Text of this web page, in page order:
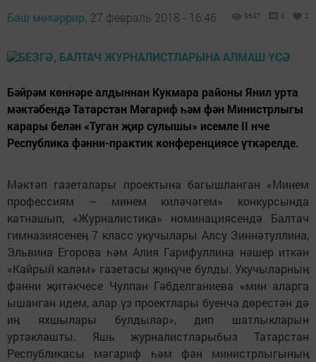
Баш мөхәррир, 27 февраль 2018 - 16:46 3647 0 2
Бәйрәм көннәре алдыннан Кукмара районы Янил урта
мәктәбендә Татарстан Мәгариф һәм фән Министрлыгы
карары белән «Туган җир сулышы» исемле II нче
Республика фәнни-практик конференциясе үткәрелде.
Мәктәп газеталары проектына багышланган «Минем
профессиям – минем киләчәгем» конкурсында
катнашып, «Журналистика» номинациясендә Балтач
гимназиясенеӊ 7 класс укучылары Алсу Зиннәтуллина,
Эльвина Егорова һәм Алия Гарифуллина нәшер иткән
«Кайрый каләм» газетасы җиӊүче булды. Укучыларныӊ
фәнни җитәкчесе Чулпан Гәбделганиева «мин аларга
ышанган идем, алар үз проектлары буенча дөрестән дә
иӊ яхшылары булдылар», дип шатлыкларын
уртаклашты. Яшь журналистларыбыз Татарстан
Республикасы мәгариф һәм фән министрлыгыныӊ